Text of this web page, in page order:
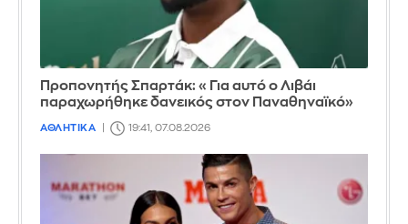
Προπονητής Σπαρτάκ: «Για αυτό ο Λιβάι
παραχωρήθηκε δανεικός στον Παναθηναϊκό»
ΑΘΛΗΤΙΚΑ 19:41, 07.08.2026